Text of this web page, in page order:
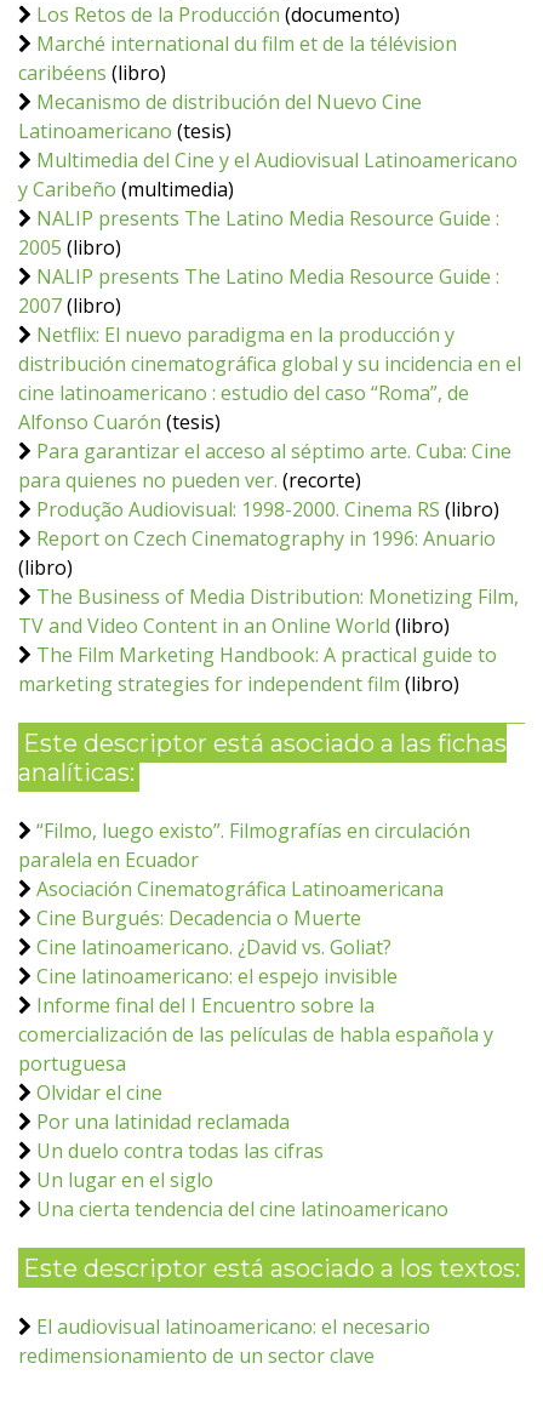
Los Retos de la Producción (documento)
Marché international du film et de la télévision
caribéens (libro)
Mecanismo de distribución del Nuevo Cine
Latinoamericano (tesis)
Multimedia del Cine y el Audiovisual Latinoamericano
y Caribeño (multimedia)
NALIP presents The Latino Media Resource Guide :
2005 (libro)
NALIP presents The Latino Media Resource Guide :
2007(libro)
Netflix: El nuevo paradigma en la producción y
distribución cinematográfica global y su incidencia en el
cine latinoamericano : estudio del caso “Roma”, de
Alfonso Cuarón (tesis)
Para garantizar el acceso al séptimo arte. Cuba: Cine
para quienes no pueden ver. (recorte)
Produção Audiovisual: 1998-2000. Cinema RS (libro)
Report on Czech Cinematography in 1996: Anuario
(libro)
The Business of Media Distribution: Monetizing Film,
TV and Video Content in an Online World (libro)
The Film Marketing Handbook: A practical guide to
marketing strategies for independent film (libro)
Este descriptor está asociado a las fichas
analíticas:
“Filmo, luego existo”. Filmografías en circulación
paralela en Ecuador
Asociación Cinematográfica Latinoamericana
Cine Burgués: Decadencia o Muerte
Cine latinoamericano. ¿David vs. Goliat?
Cine latinoamericano: el espejo invisible
Informe final del I Encuentro sobre la
comercialización de las películas de habla española y
portuguesa
Olvidar el cine
Por una latinidad reclamada
Un duelo contra todas las cifras
Un lugar en el siglo
Una cierta tendencia del cine latinoamericano
Este descriptor está asociado a los textos:
El audiovisual latinoamericano: el necesario
redimensionamiento de un sector clave